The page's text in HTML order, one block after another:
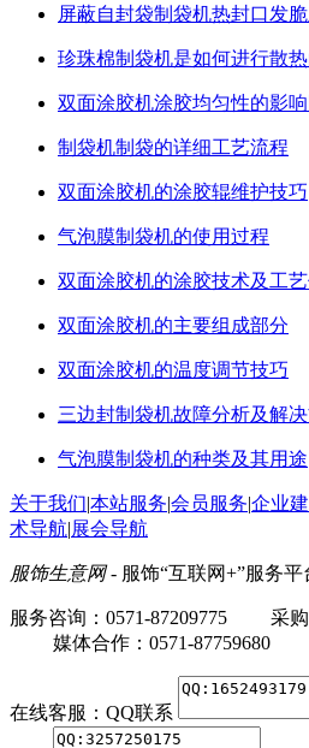
屏蔽自封袋制袋机热封口发
珍珠棉制袋机是如何进行散
双面涂胶机涂胶均匀性的影
制袋机制袋的详细工艺流程
双面涂胶机的涂胶辊维护技巧
气泡膜制袋机的使用过程
双面涂胶机的涂胶技术及工
双面涂胶机的主要组成部分
双面涂胶机的温度调节技巧
三边封制袋机故障分析及解
气泡膜制袋机的种类及其用途
关于我们|本站服务|会员服务|企业
术导航|展会导航
服饰生意网- 服饰“互联网+”服务平
服务咨询：0571-87209775 采购
媒体合作：0571-87759680
在线客服： QQ联系